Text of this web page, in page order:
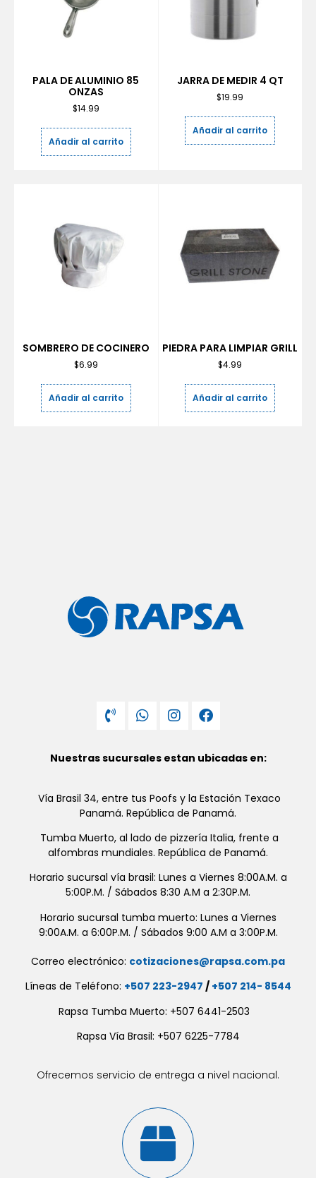
PALA DE ALUMINIO 85
ONZAS
$14.99
Añadir al carrito
JARRA DE MEDIR 4 QT
$19.99
Añadir al carrito
SOMBRERO DE COCINERO
$6.99
Añadir al carrito
PIEDRA PARA LIMPIAR GRILL
$4.99
Añadir al carrito
Nuestras sucursales estan ubicadas en:
Vía Brasil 34, entre tus Poofs y la Estación Texaco
Panamá. República de Panamá.
Tumba Muerto, al lado de pizzería Italia, frente a
alfombras mundiales. República de Panamá.
Horario sucursal vía brasil: Lunes a Viernes 8:00A.M. a
5:00P.M. / Sábados 8:30 A.M a 2:30P.M.
Horario sucursal tumba muerto: Lunes a Viernes
9:00A.M. a 6:00P.M. / Sábados 9:00 A.M a 3:00P.M.
Correo electrónico: cotizaciones@rapsa.com.pa
Líneas de Teléfono: +507 223-2947 / +507 214- 8544
Rapsa Tumba Muerto: +507 6441-2503
Rapsa Vía Brasil: +507 6225-7784
Ofrecemos servicio de entrega a nivel nacional.